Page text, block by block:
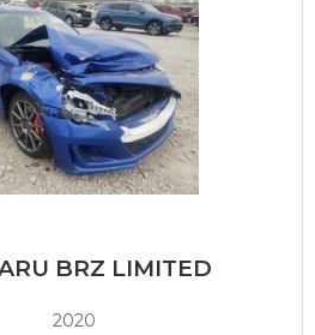
BRZ LIMITED
2020